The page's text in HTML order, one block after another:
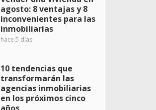
agosto: 8 ventajas y 8
inconvenientes para las
inmobiliarias
hace 5 días
10 tendencias que
transformarán las
agencias inmobiliarias
en los próximos cinco